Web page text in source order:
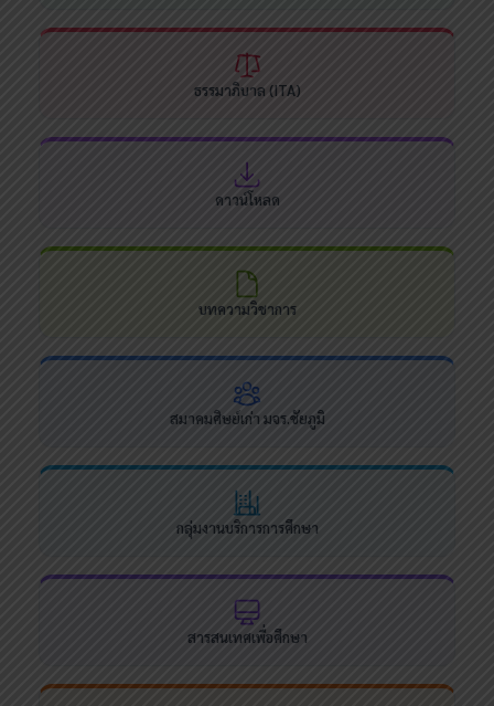
ธรรมาภิบาล (ITA)
ดาวน์โหลด
บทความวิชาการ
สมาคมศิษย์เก่า มจร.ชัยภูมิ
กลุ่มงานบริการการศึกษา
สารสนเทศเพื่อศึกษา